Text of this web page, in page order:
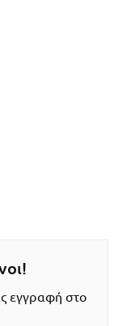
εγγραφή στο